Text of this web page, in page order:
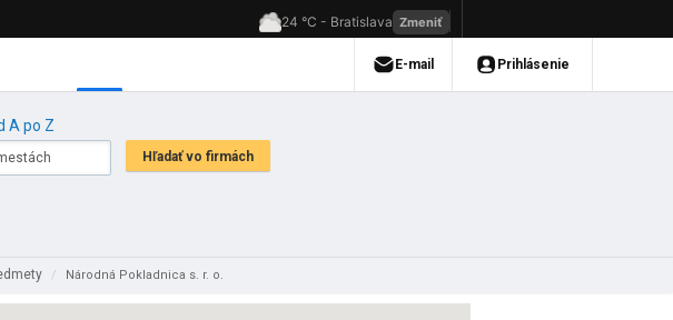
A po Z
/ Národná Pokladnica s. r. o.